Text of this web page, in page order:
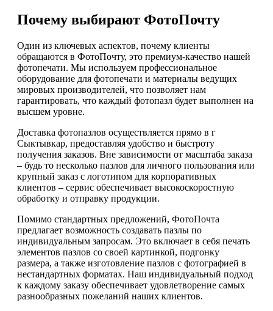
Почему выбирают ФотоПочту
Один из ключевых аспектов, почему клиенты
обращаются в ФотоПочту, это премиум-качество нашей
фотопечати. Мы используем профессиональное
оборудование для фотопечати и материалы ведущих
мировых производителей, что позволяет нам
гарантировать, что каждый фотопазл будет выполнен на
высшем уровне.
Доставка фотопазлов осуществляется прямо в г
Сыктывкар, предоставляя удобство и быстроту
получения заказов. Вне зависимости от масштаба заказа
– будь то несколько пазлов для личного пользования или
крупный заказ с логотипом для корпоративных
клиентов – сервис обеспечивает высокоскоростную
обработку и отправку продукции.
Помимо стандартных предложений, ФотоПочта
предлагает возможность создавать пазлы по
индивидуальным запросам. Это включает в себя печать
элементов пазлов со своей картинкой, подгонку
размера, а также изготовление пазлов с фотографией в
нестандартных форматах. Наш индивидуальный подход
к каждому заказу обеспечивает удовлетворение самых
разнообразных пожеланий наших клиентов.